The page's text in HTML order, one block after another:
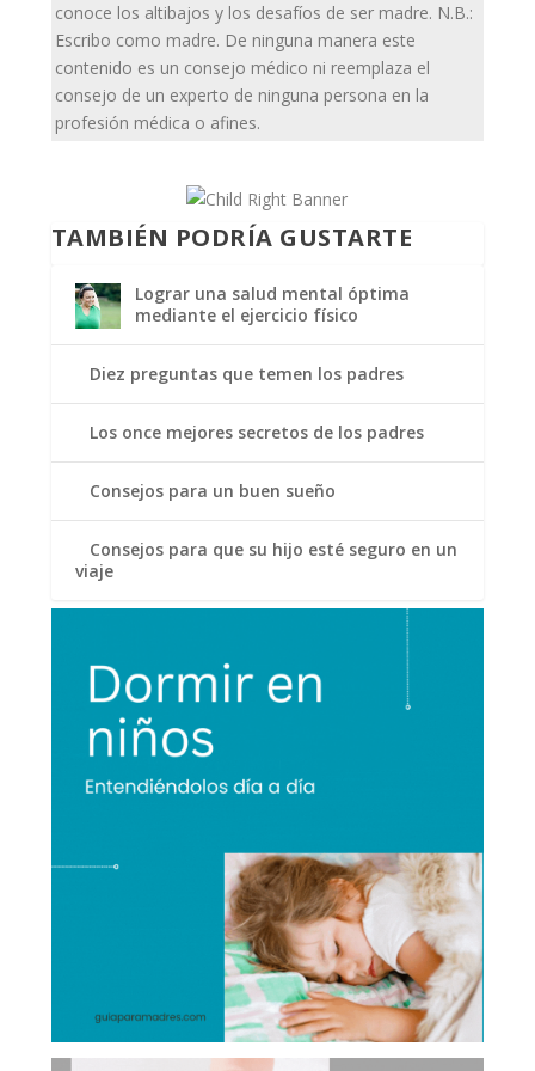
conoce los altibajos y los desafíos de ser madre. N.B.:
Escribo como madre. De ninguna manera este
contenido es un consejo médico ni reemplaza el
consejo de un experto de ninguna persona en la
profesión médica o afines.
TAMBIÉN PODRÍA GUSTARTE
Lograr una salud mental óptima
mediante el ejercicio físico
Diez preguntas que temen los padres
Los once mejores secretos de los padres
Consejos para un buen sueño
Consejos para que su hijo esté seguro en un
viaje